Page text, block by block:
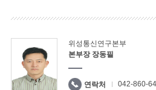
위성통신연구본부
본부장 장동필
연락처 042-860-